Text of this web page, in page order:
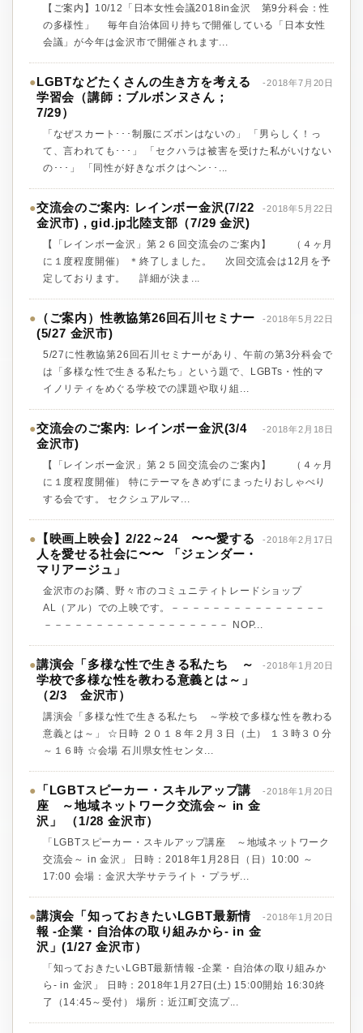
【ご案内】10/12「日本女性会議2018in金沢 第9分科会：性
の多様性」 毎年自治体回り持ちで開催している「日本女性
会議」が今年は金沢市で開催されます...
●LGBTなどたくさんの生き方を考える
学習会（講師：ブルボンヌさん；
7/29）
-2018年7月20日
「なぜスカート･･･制服にズボンはないの」 「男らしく！っ
て、言われても･･･」 「セクハラは被害を受けた私がいけない
の･･･」 「同性が好きなボクはヘン･･...
●交流会のご案内: レインボー金沢(7/22
金沢市) , gid.jp北陸支部（7/29 金沢)
-2018年5月22日
【「レインボー金沢」第２６回交流会のご案内】 （４ヶ月
に１度程度開催） ＊終了しました。 次回交流会は12月を予
定しております。 詳細が決ま...
●
（ご案内）性教協第26回石川セミナー
(5/27 金沢市)
-2018年5月22日
5/27に性教協第26回石川セミナーがあり、午前の第3分科会で
は「多様な性で生きる私たち」という題で、LGBTs・性的マ
イノリティをめぐる学校での課題や取り組...
●交流会のご案内: レインボー金沢(3/4
金沢市)
-2018年2月18日
【「レインボー金沢」第２５回交流会のご案内】 （４ヶ月
に１度程度開催） 特にテーマをきめずにまったりおしゃべり
する会です。 セクシュアルマ...
●
【映画上映会】2/22～24 〜〜愛する
人を愛せる社会に〜〜 「ジェンダー・
マリアージュ」
-2018年2月17日
金沢市のお隣、野々市のコミュニティトレードショップ
AL（アル）での上映です。－－－－－－－－－－－－－－－
－－－－－－－－－－－－－－－－－－ NOP...
●講演会「多様な性で生きる私たち ～
学校で多様な性を教わる意義とは～」
（2/3 金沢市）
-2018年1月20日
講演会「多様な性で生きる私たち ～学校で多様な性を教わる
意義とは～」 ☆日時 ２０１８年２月３日（土） １３時３０分
～１６時 ☆会場 石川県女性センタ...
●
「LGBTスピーカー・スキルアップ講
座 ～地域ネットワーク交流会～ in 金
沢」 （1/28 金沢市）
-2018年1月20日
「LGBTスピーカー・スキルアップ講座 ～地域ネットワーク
交流会～ in 金沢」 日時：2018年1月28日（日）10:00 ～
17:00 会場：金沢大学サテライト・プラザ...
●講演会「知っておきたいLGBT最新情
報 -企業・自治体の取り組みから- in 金
沢」(1/27 金沢市）
-2018年1月20日
「知っておきたいLGBT最新情報 -企業・自治体の取り組みか
ら- in 金沢」 日時：2018年1月27日(土) 15:00開始 16:30終
了（14:45～受付） 場所：近江町交流プ...